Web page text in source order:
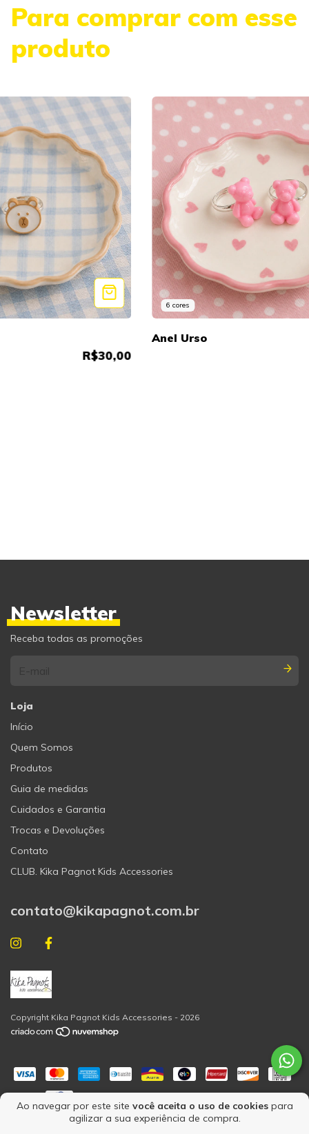
Ao navegar por este site você aceita o uso de cookiespara
agilizar a sua experiência de compra.
Para comprar com esse
produto
R$30,00
6 cores
Anel Urso
Newsletter
Receba todas as promoções
Loja
Início
Quem Somos
Produtos
Guia de medidas
Cuidados e Garantia
Trocas e Devoluções
Contato
CLUB. Kika Pagnot Kids Accessories
contato@kikapagnot.com.br
Copyright Kika Pagnot Kids Accessories - 2026